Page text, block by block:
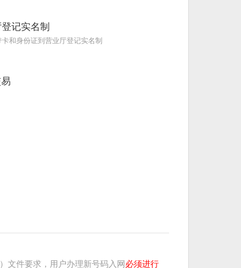
记实名制
和身份证到营业厅登记实名制
文件要求，用户办理新号码入网 必须进行